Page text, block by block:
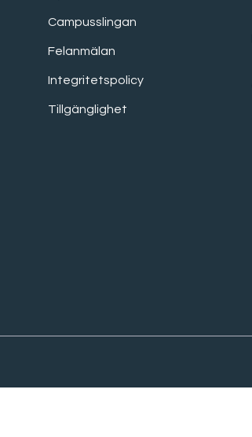
Campusslingan
Felanmälan
Integritetspolicy
Tillgänglighet